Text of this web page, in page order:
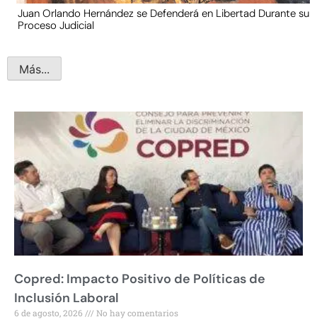
Juan Orlando Hernández se Defenderá en Libertad Durante su
Proceso Judicial
Más...
Copred: Impacto Positivo de Políticas de
Inclusión Laboral
6 de agosto, 2026 No hay comentarios